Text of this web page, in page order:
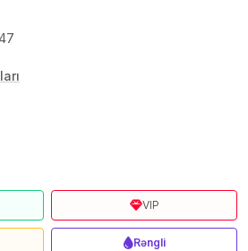
VIP
Rəngli